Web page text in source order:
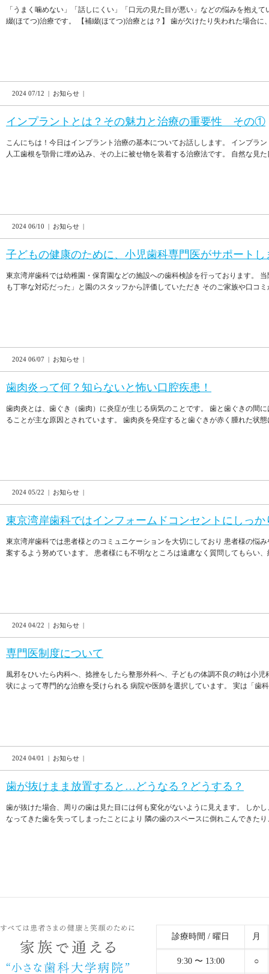
「うまく噛めない」「話しにくい」「口元の見た目が悪い」などの悩みを抱え
綴(ほてつ)治療です。 【補綴(ほてつ)治療とは？】 歯が欠けたり失われた場合
2024 07/12 | お知らせ |
インプラントとは？その魅力と治療の重要性 その①
こんにちは！今日はインプラント治療の基本についてお話しします。 インプラ
人工歯根を顎骨に埋め込み、その上に被せ物を装着する治療法です。 自然な見
2024 06/10 | お知らせ |
子どもの健康のために、小児歯科専門医がサポートし
東京湾岸歯科では幼稚園・保育園などの施設への歯科検診を行っております。
も丁寧な対応だった」と園のスタッフから評価していただき そのご家族や口コ
2024 06/07 | お知らせ |
歯肉炎って何？知らないと怖い口腔疾患！
歯肉炎とは、歯ぐき（歯肉）に炎症が生じる病気のことです。 歯と歯ぐきの間
ることが主な原因とされています。 歯肉炎を発症すると歯ぐきが赤く腫れた状
2024 05/22 | お知らせ |
東京湾岸歯科ではインフォームドコンセントにしっ
東京湾岸歯科では患者様とのコミュニケーションを大切にしており 患者様の悩
案するよう努めています。 患者様にも不明なところは遠慮なく質問してもらい
2024 04/22 | お知らせ |
専門医制度について
風邪をひいたら内科へ、捻挫をしたら整形外科へ、子どもの体調不良の時は小
状によって専門的な治療を受けられる 病院や医師を選択しています。 実は「歯
2024 04/01 | お知らせ |
歯が抜けまま放置すると…どうなる？どうする？
歯が抜けた場合、周りの歯は見た目には何も変化がないように見えます。 しか
なってきた歯を失ってしまったことにより 隣の歯のスペースに倒れこんできた
診療時間 / 曜日 月
9:30 〜 13:00 ○